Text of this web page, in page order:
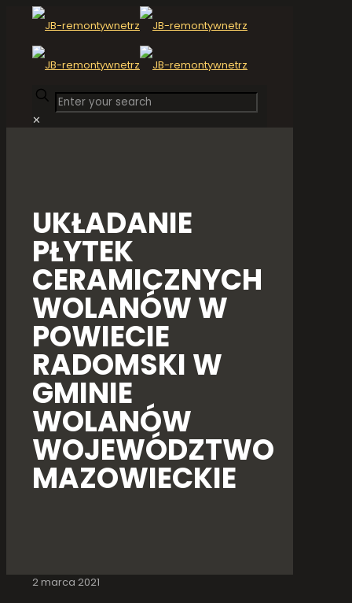
✕
UKŁADANIE
PŁYTEK
CERAMICZNYCH
WOLANÓW W
POWIECIE
RADOMSKI W
GMINIE
WOLANÓW
WOJEWÓDZTWO
MAZOWIECKIE
2 marca 2021